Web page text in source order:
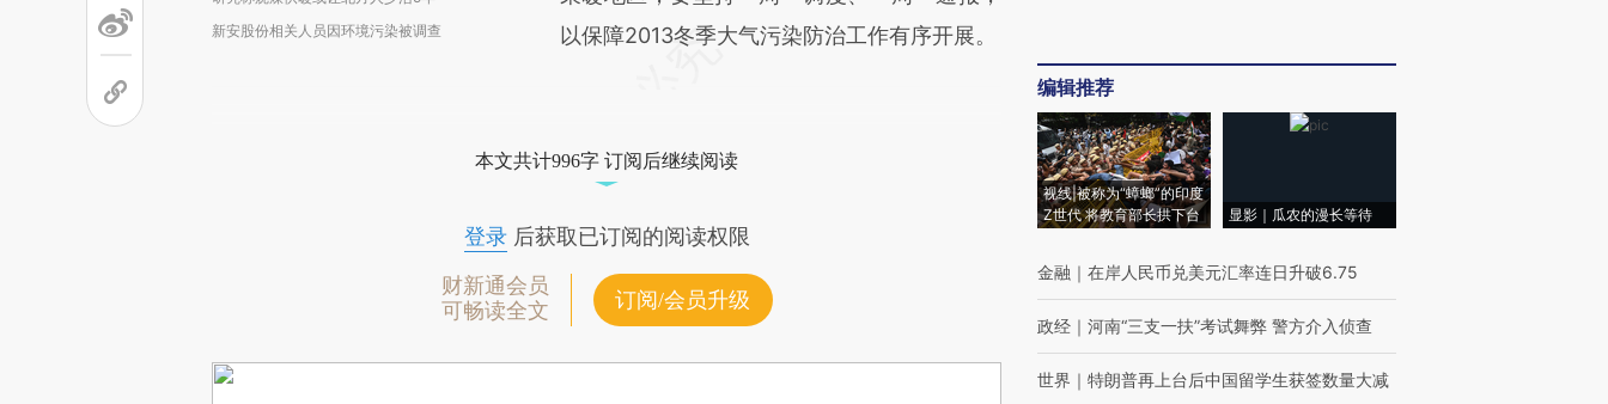
新安股份相关人员因环境污染被调查
以保障2013冬季大气污染防治工作有序开展。
本文共计996字 订阅后继续阅读
登录后获取已订阅的阅读权限
财新通会员
可畅读全文
订阅/会员升级
编辑推荐
视线|被称为“蟑螂”的印度
Z世代 将教育部长拱下台
显影｜瓜农的漫长等待
金融 ｜ 在岸人民币兑美元汇率连日升破6.75
政经 ｜ 河南“三支一扶”考试舞弊 警方介入侦查
世界 ｜ 特朗普再上台后中国留学生获签数量大减